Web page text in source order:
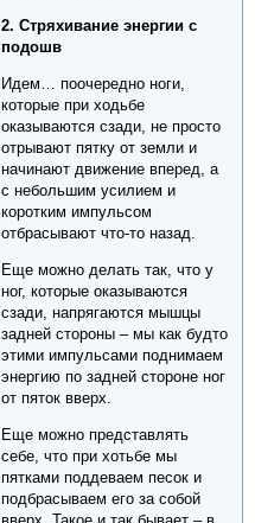
2. Стряхивание энергии с
подошв
Идем… поочередно ноги,
которые при ходьбе
оказываются сзади, не просто
отрывают пятку от земли и
начинают движение вперед, а
с небольшим усилием и
коротким импульсом
отбрасывают что-то назад.
Еще можно делать так, что у
ног, которые оказываются
сзади, напрягаются мышцы
задней стороны – мы как будто
этими импульсами поднимаем
энергию по задней стороне ног
от пяток вверх.
Еще можно представлять
себе, что при хотьбе мы
пятками поддеваем песок и
подбрасываем его за собой